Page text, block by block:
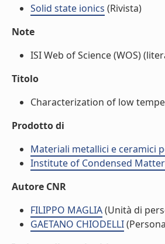
Solid state ionics (Rivista)
Note
ISI Web of Science (WOS)
Titolo
Characterization of low
Prodotto di
Materiali metallici e ceramici
Institute of Condensed Matter
Autore CNR
FILIPPO MAGLIA(Unità di
GAETANO CHIODELLI